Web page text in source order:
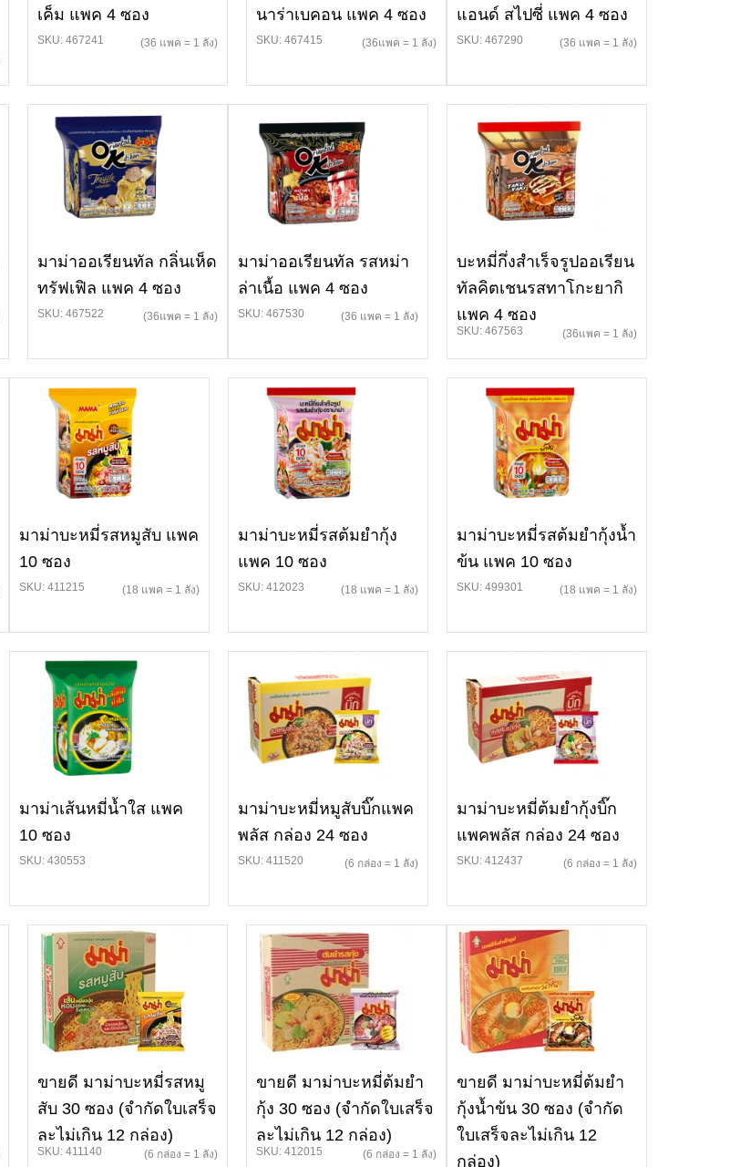
เค็ม แพค 4 ซอง
SKU: 467241 (36 แพค = 1 ลัง)
นาร่าเบคอน แพค 4 ซอง
SKU: 467415 (36แพค = 1 ลัง)
แอนด์ สไปซี่ แพค 4 ซอง
SKU: 467290 (36 แพค = 1 ลัง)
มาม่าออเรียนทัล กลิ่นเห็ด
ทรัฟเฟิล แพค 4 ซอง
SKU: 467522 (36แพค = 1 ลัง)
มาม่าออเรียนทัล รสหม่า
ล่าเนื้อ แพค 4 ซอง
SKU: 467530 (36 แพค = 1 ลัง)
บะหมี่กึ่งสำเร็จรูปออเรียน
ทัลคิตเชนรสทาโกะยากิ
แพค 4 ซอง
SKU: 467563 (36แพค = 1 ลัง)
มาม่าบะหมี่รสหมูสับ แพค
10 ซอง
SKU: 411215 (18 แพค = 1 ลัง)
มาม่าบะหมี่รสต้มยำกุ้ง
แพค 10 ซอง
SKU: 412023 (18 แพค = 1 ลัง)
มาม่าบะหมี่รสต้มยำกุ้งน้ำ
ข้น แพค 10 ซอง
SKU: 499301 (18 แพค = 1 ลัง)
มาม่าเส้นหมี่น้ำใส แพค
10 ซอง
SKU: 430553
มาม่าบะหมี่หมูสับบิ๊กแพค
พลัส กล่อง 24 ซอง
SKU: 411520 (6 กล่อง = 1 ลัง)
มาม่าบะหมี่ต้มยำกุ้งบิ๊ก
แพคพลัส กล่อง 24 ซอง
SKU: 412437 (6 กล่อง = 1 ลัง)
ขายดี มาม่าบะหมี่รสหมู
สับ 30 ซอง (จำกัดใบเสร็จ
ละไม่เกิน 12 กล่อง)
SKU: 411140 (6 กล่อง = 1 ลัง)
ขายดี มาม่าบะหมี่ต้มยำ
กุ้ง 30 ซอง (จำกัดใบเสร็จ
ละไม่เกิน 12 กล่อง)
SKU: 412015 (6 กล่อง = 1 ลัง)
ขายดี มาม่าบะหมี่ต้มยำ
กุ้งน้ำข้น 30 ซอง (จำกัด
ใบเสร็จละไม่เกิน 12
กล่อง)